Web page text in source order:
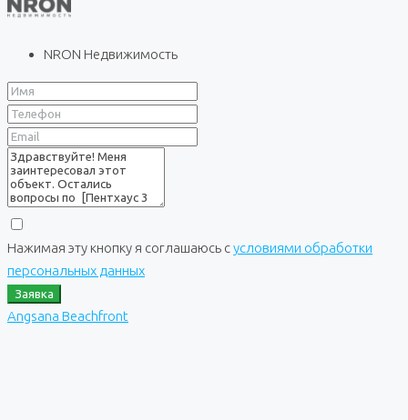
NRON Недвижимость
Нажимая эту кнопку я соглашаюсь сусловиями обработки
персональных данных
Заявка
Angsana Beachfront